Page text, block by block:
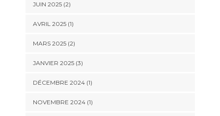
JUIN 2025(2)
AVRIL 2025(1)
MARS 2025(2)
JANVIER 2025(3)
DÉCEMBRE 2024(1)
NOVEMBRE 2024(1)